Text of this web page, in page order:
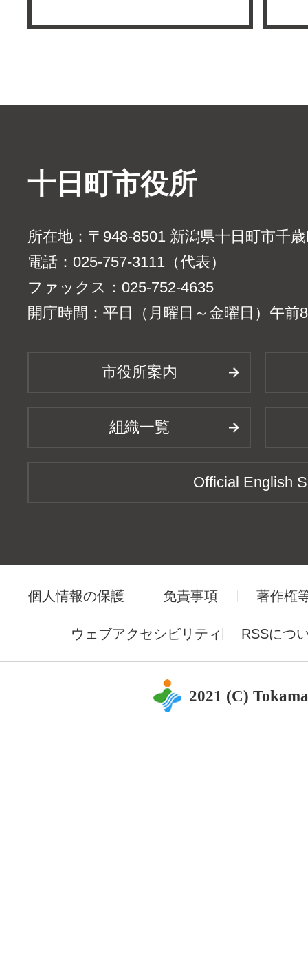
十日町市役所
所在地：〒948-8501 新潟県十日町市千
電話：025-757-3111（代表）
ファックス：025-752-4635
開庁時間：平日（月曜日～金曜日）午前
市役所案内
組織一覧
Official English
個人情報の保護 免責事項 著作権
ウェブアクセシビリティ RSSにつ
2021 (C)